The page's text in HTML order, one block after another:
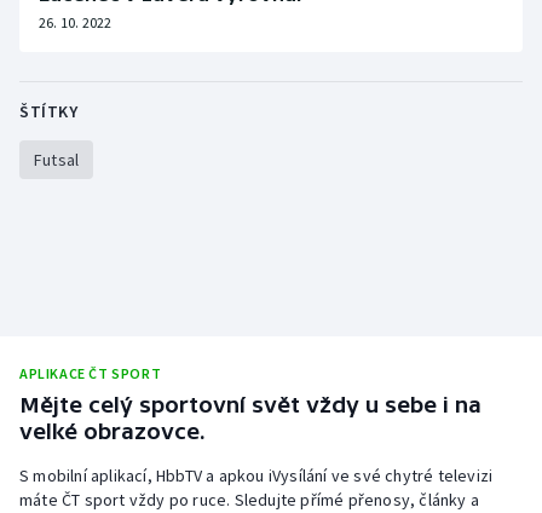
Lezení
Lyže a snowboard
Parasport
26. 10. 2022
ŠTÍTKY
Futsal
APLIKACE ČT SPORT
Mějte celý sportovní svět vždy u sebe i na
velké obrazovce.
S mobilní aplikací, HbbTV a apkou iVysílání ve své chytré televizi
máte ČT sport vždy po ruce. Sledujte přímé přenosy, články a